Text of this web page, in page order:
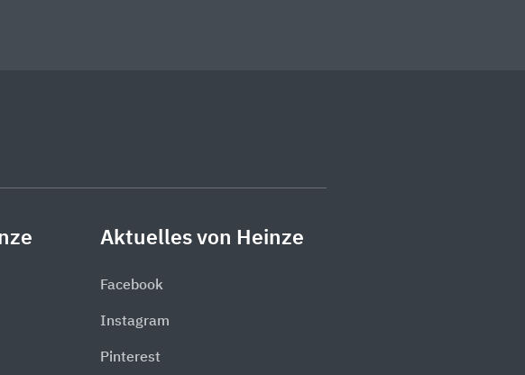
Aktuelles von Heinze
Facebook
Instagram
Pinterest